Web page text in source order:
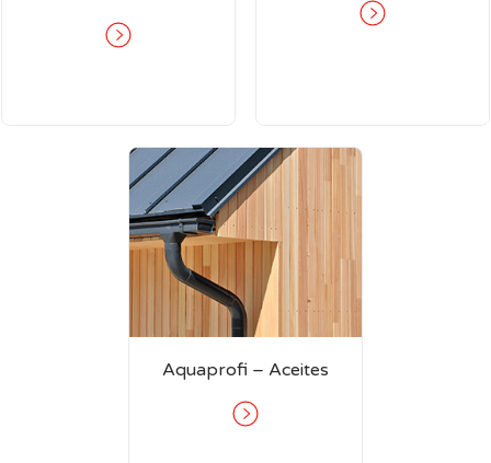
Aquaprofi – Aceites